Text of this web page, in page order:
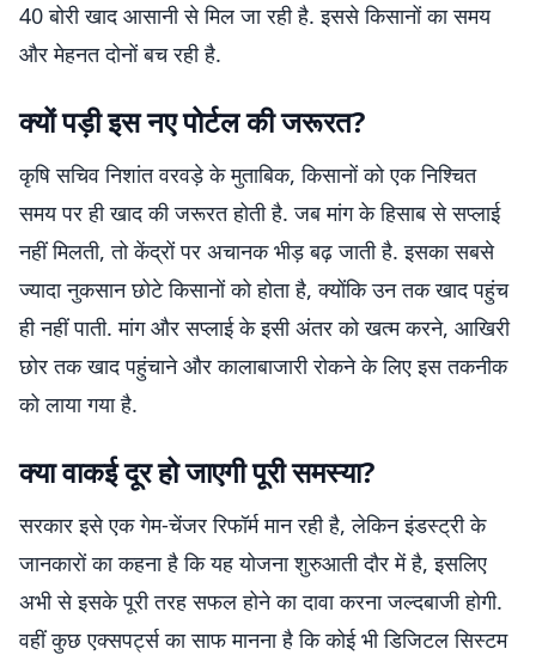
40 बोरी खाद आसानी से मिल जा रही है. इससे किसानों का समय
और मेहनत दोनों बच रही है.
क्यों पड़ी इस नए पोर्टल की जरूरत?
कृषि सचिव निशांत वरवड़े के मुताबिक, किसानों को एक निश्चित
समय पर ही खाद की जरूरत होती है. जब मांग के हिसाब से सप्लाई
नहीं मिलती, तो केंद्रों पर अचानक भीड़ बढ़ जाती है. इसका सबसे
ज्यादा नुकसान छोटे किसानों को होता है, क्योंकि उन तक खाद पहुंच
ही नहीं पाती. मांग और सप्लाई के इसी अंतर को खत्म करने, आखिरी
छोर तक खाद पहुंचाने और कालाबाजारी रोकने के लिए इस तकनीक
को लाया गया है.
क्या वाकई दूर हो जाएगी पूरी समस्या?
सरकार इसे एक गेम-चेंजर रिफॉर्म मान रही है, लेकिन इंडस्ट्री के
जानकारों का कहना है कि यह योजना शुरुआती दौर में है, इसलिए
अभी से इसके पूरी तरह सफल होने का दावा करना जल्दबाजी होगी.
वहीं कुछ एक्सपर्ट्स का साफ मानना है कि कोई भी डिजिटल सिस्टम